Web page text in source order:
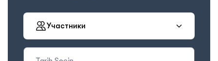
Участники